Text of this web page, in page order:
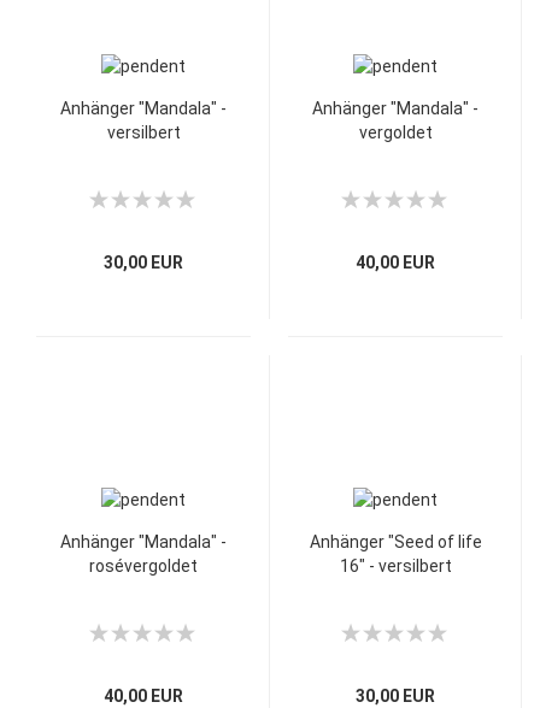
Anhänger "Mandala" -
versilbert
30,00 EUR
Anhänger "Mandala" -
vergoldet
40,00 EUR
Anhänger "Mandala" -
rosévergoldet
40,00 EUR
Anhänger "Seed of life
16" - versilbert
30,00 EUR